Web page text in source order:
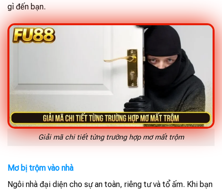
gì đến bạn.
Giải mã chi tiết từng trường hợp mơ mất trộm
Mơ bị trộm vào nhà
Ngôi nhà đại diện cho sự an toàn, riêng tư và tổ ấm. Khi bạn